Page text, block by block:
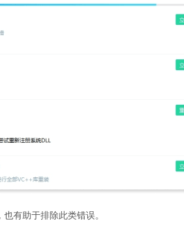
有助于排除此类错误。